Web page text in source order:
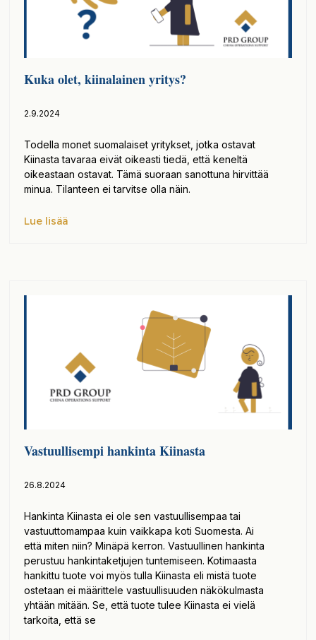
Kuka olet, kiinalainen yritys?
2.9.2024
Todella monet suomalaiset yritykset, jotka ostavat
Kiinasta tavaraa eivät oikeasti tiedä, että keneltä
oikeastaan ostavat. Tämä suoraan sanottuna hirvittää
minua. Tilanteen ei tarvitse olla näin.
Lue lisää
Vastuullisempi hankinta Kiinasta
26.8.2024
Hankinta Kiinasta ei ole sen vastuullisempaa tai
vastuuttomampaa kuin vaikkapa koti Suomesta. Ai
että miten niin? Minäpä kerron. Vastuullinen hankinta
perustuu hankintaketjujen tuntemiseen. Kotimaasta
hankittu tuote voi myös tulla Kiinasta eli mistä tuote
ostetaan ei määrittele vastuullisuuden näkökulmasta
yhtään mitään. Se, että tuote tulee Kiinasta ei vielä
tarkoita, että se